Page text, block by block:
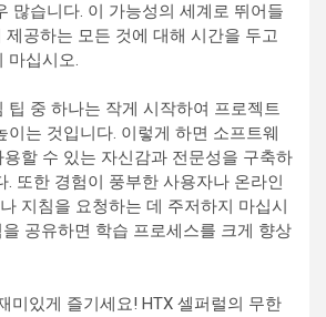
많습니다. 이 가능성의 세계로 뛰어들
제공하는 모든 것에 대해 시간을 두고
마십시오.
팁 중 하나는 작게 시작하여 프로젝트
이는 것입니다. 이렇게 하면 소프트웨
할 수 있는 자신감과 전문성을 구축하
. 또한 경험이 풍부한 사용자나 온라인
지침을 요청하는 데 주저하지 마십시
공유하면 학습 프로세스를 크게 향상
미있게 즐기세요! HTX 셀퍼럴의 무한